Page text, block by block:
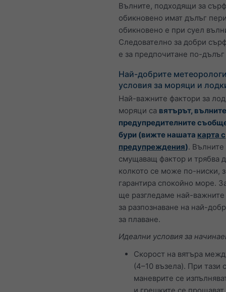
Вълните, подходящи за
обикновено имат дълъг
обикновено е при суел
Следователно за добри
е за предпочитане по-
Най-добрите
условия за моряци и
Най-важните фактори за
моряци са вятърът,
предупредителните
бури (вижте нашата карта с
предупреждения). Вълните
смущаващ фактор и трябва
колкото се може по-ниски,
гарантира спокойно море.
ще разгледаме най-
за разпознаване на най-
за плаване.
Идеални условия за
Скорост на вятъра
(4–10 възела). При тази
маневрите се
и грешките се прощават.